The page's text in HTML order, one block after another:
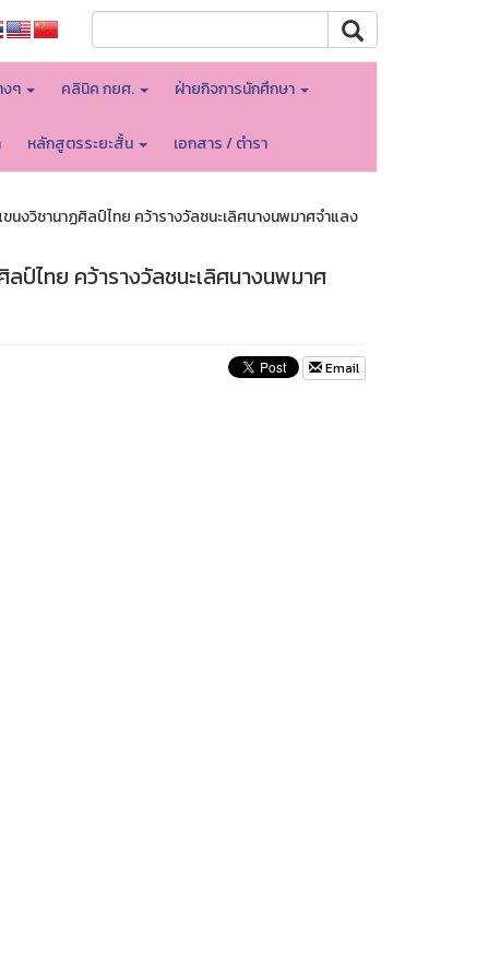
งๆ คลินิค กยศ. ฝ่ายกิจการนักศึกษา
หลักสูตรระยะสั้น เอกสาร / ตำรา
วิชานาฏศิลป์ไทย คว้ารางวัลชนะเลิศนางนพมาศจำแลง
ไทย คว้ารางวัลชนะเลิศนางนพมาศ
Email